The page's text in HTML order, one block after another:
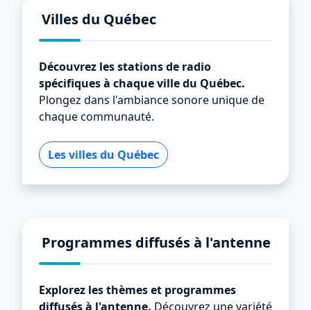
Villes du Québec
Découvrez les stations de radio
spécifiques à chaque ville du Québec.
Plongez dans l'ambiance sonore unique de
chaque communauté.
Les villes du Québec
Programmes diffusés à l'antenne
Explorez les thèmes et programmes
diffusés à l'antenne. Découvrez une variété